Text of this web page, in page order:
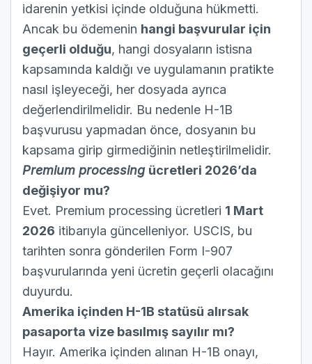
idarenin yetkisi içinde olduğuna hükmetti.
Ancak bu ödemenin hangi başvurular için
geçerli olduğu, hangi dosyaların istisna
kapsamında kaldığı ve uygulamanın pratikte
nasıl işleyeceği, her dosyada ayrıca
değerlendirilmelidir. Bu nedenle H-1B
başvurusu yapmadan önce, dosyanın bu
kapsama girip girmediğinin netleştirilmelidir.
Premium processing ücretleri 2026’da
değişiyor mu?
Evet. Premium processing ücretleri 1 Mart
2026 itibarıyla güncelleniyor. USCIS, bu
tarihten sonra gönderilen Form I-907
başvurularında yeni ücretin geçerli olacağını
duyurdu.
Amerika içinden H-1B statüsü alırsak
pasaporta vize basılmış sayılır mı?
Hayır. Amerika içinden alınan H-1B onayı,